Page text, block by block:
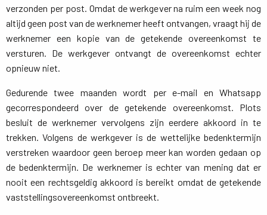
verzonden per post. Omdat de werkgever na ruim een week nog
altijd geen post van de werknemer heeft ontvangen, vraagt hij de
werknemer een kopie van de getekende overeenkomst te
versturen. De werkgever ontvangt de overeenkomst echter
opnieuw niet.
Gedurende twee maanden wordt per e-mail en Whatsapp
gecorrespondeerd over de getekende overeenkomst. Plots
besluit de werknemer vervolgens zijn eerdere akkoord in te
trekken. Volgens de werkgever is de wettelijke bedenktermijn
verstreken waardoor geen beroep meer kan worden gedaan op
de bedenktermijn. De werknemer is echter van mening dat er
nooit een rechtsgeldig akkoord is bereikt omdat de getekende
vaststellingsovereenkomst ontbreekt.